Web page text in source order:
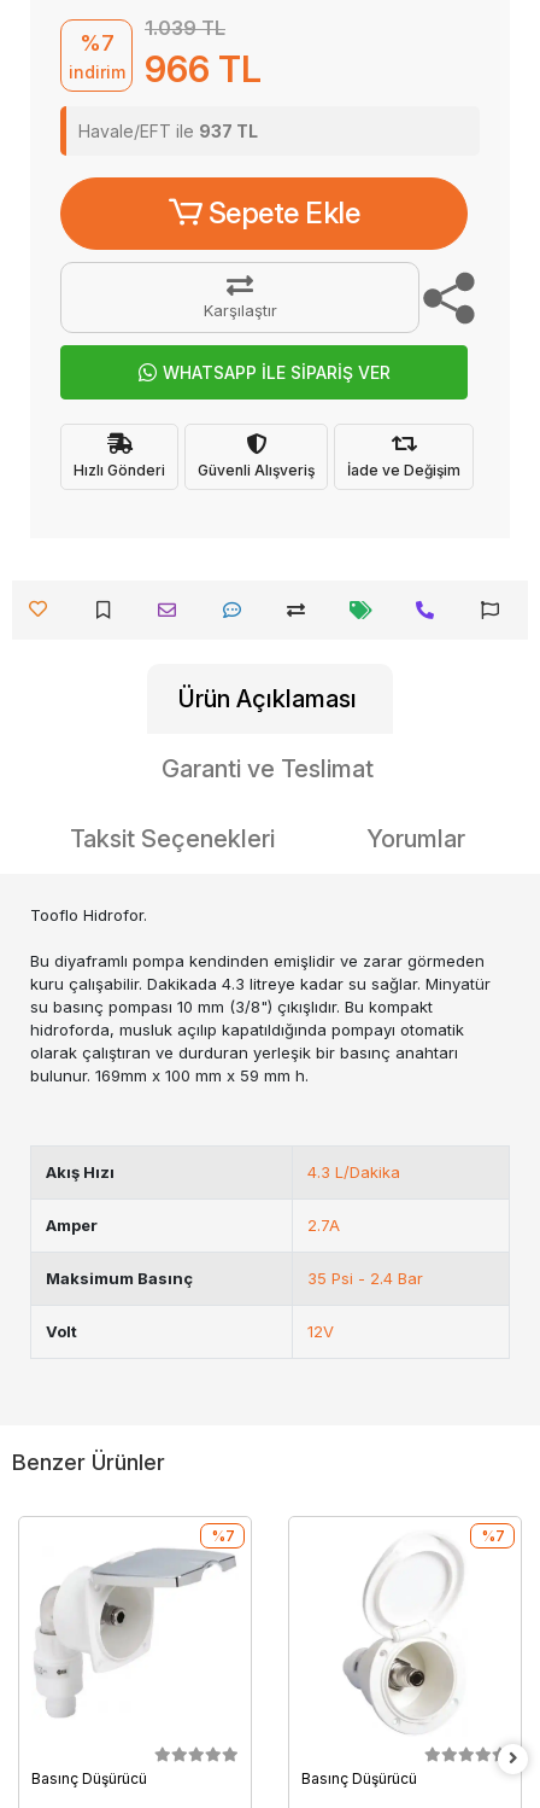
%7
indirim
1.039 TL
966 TL
Havale/EFT ile 937 TL
Sepete Ekle
Karşılaştır
WHATSAPP İLE SİPARİŞ VER
Hızlı Gönderi Güvenli Alışveriş İade ve Değişim
Ürün Açıklaması
Garanti ve Teslimat
Taksit Seçenekleri Yorumlar
Tooflo Hidrofor.
Bu diyaframlı pompa kendinden emişlidir ve zarar görmeden
kuru çalışabilir. Dakikada 4.3 litreye kadar su sağlar. Minyatür
su basınç pompası 10 mm (3/8") çıkışlıdır. Bu kompakt
hidroforda, musluk açılıp kapatıldığında pompayı otomatik
olarak çalıştıran ve durduran yerleşik bir basınç anahtarı
bulunur. 169mm x 100 mm x 59 mm h.
Akış Hızı 4.3 L/Dakika
Amper 2.7A
Maksimum Basınç 35 Psi - 2.4 Bar
Volt 12V
Benzer Ürünler
Basınç Düşürücü
%7
Basınç Düşürücü
%7